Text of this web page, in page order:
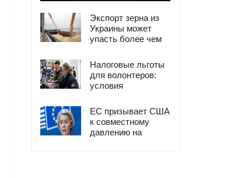
Экспорт зерна из
Украины может
упасть более чем
РФ
Налоговые льготы
для волонтеров:
условия
налогов
ЕС призывает США
к совместному
давлению на